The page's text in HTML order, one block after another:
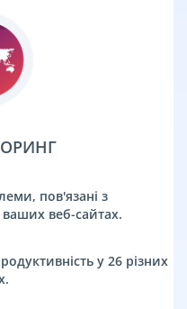
пов'язані з
веб-сайтах.
у 26 різних